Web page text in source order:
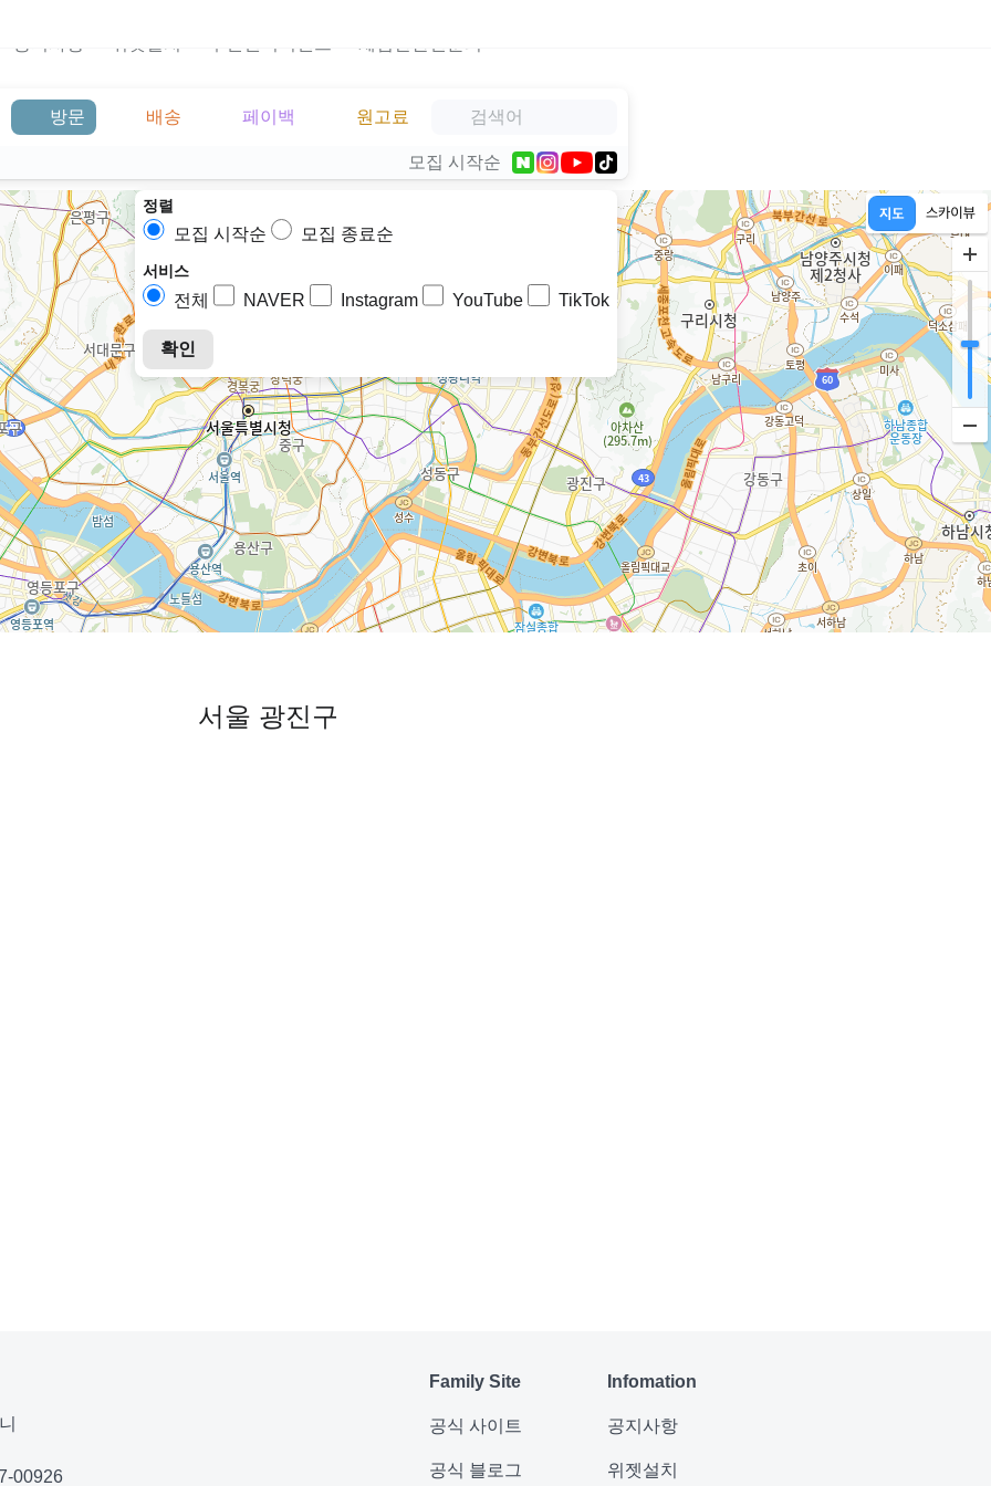
방문 배송 페이백 원고료
모집 시작순
정렬
모집 시작순 모집 종료순
서비스
전체 NAVER Instagram YouTube TikTok
확인
서울 광진구
00926
Family Site
공식 사이트
공식 블로그
Infomation
공지사항
위젯설치